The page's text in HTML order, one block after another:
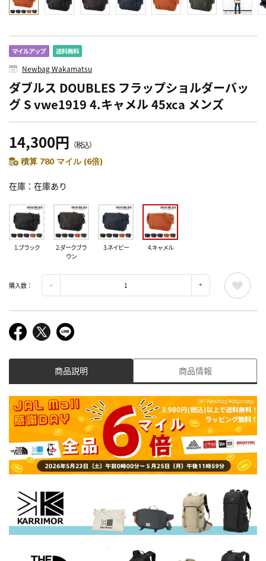
Newbag Wakamatsu
ダブルス DOUBLES フラップショルダーバッ
グ S vwe1919 4.キャメル 45xca メンズ
14,300円 （税込）
積算 780 マイル (6倍)
在庫 在庫あり
1.ブラック
2.ダークブラ
ウン
3.ネイビー 4.キャメル
購入数：
商品説明 商品情報